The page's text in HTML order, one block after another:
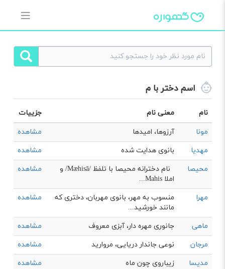
اسم دختر با م
نام معنی نام
جزییات
مونا
آرزوها، امیدها
مشاهده
مهدیا
بانوی هدایت شده
مشاهده
محیصا
نام دخترانه محیصا با تلفظ /Mæhisā/ و
املا Mahis...
مشاهده
مهرا
منسوب به مهر، بانوی مهربان، دختری که
مانند خورشید...
مشاهده
ماهی جانوری مهره دار، آبزی معروف
مشاهده
مرجان
نوعی جاندار دریایی، مروارید
مشاهده
مدیسا
زیباروی چون ماه
مشاهده